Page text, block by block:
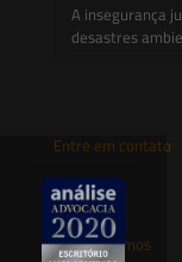
A insegurança
desastres
Entre em contato
Onde estamos